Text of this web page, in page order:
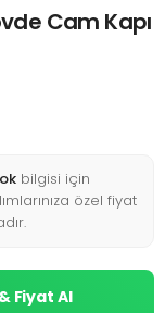
Cam Kapı
bilgisi için
özel fiyat
Fiyat Al